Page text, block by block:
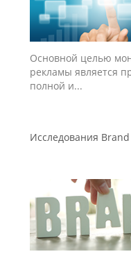
Основной целью
рекламы является
полной и...
Исследования